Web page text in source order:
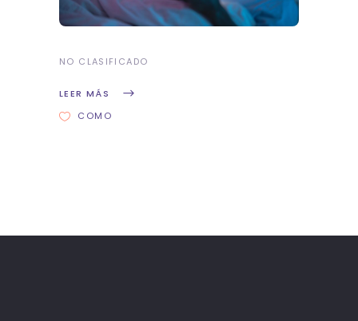
NO CLASIFICADO
LEER MÁS
COMO